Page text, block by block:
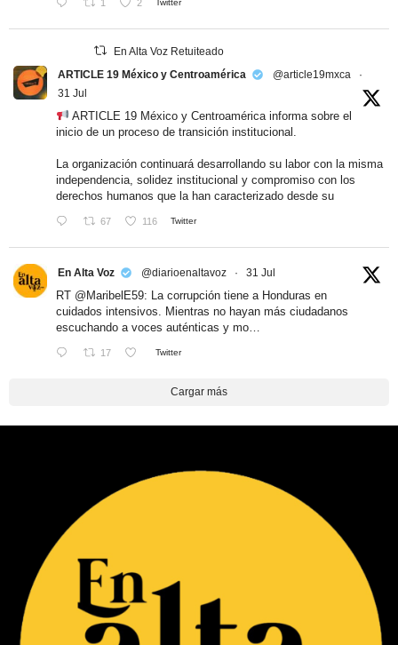
1 2 Twitter
En Alta Voz Retuiteado
ARTICLE 19 México y Centroamérica
@article19mxca
·
31 Jul
ARTICLE 19 México y Centroamérica informa sobre el
inicio de un proceso de transición institucional.
La organización continuará desarrollando su labor con la misma
independencia, solidez institucional y compromiso con los
derechos humanos que la han caracterizado desde su
67 116 Twitter
En Alta Voz @diarioenaltavoz · 31 Jul
RT @MaribelE59: La corrupción tiene a Honduras en
cuidados intensivos. Mientras no hayan más ciudadanos
escuchando a voces auténticas y mo…
17 Twitter
Cargar más